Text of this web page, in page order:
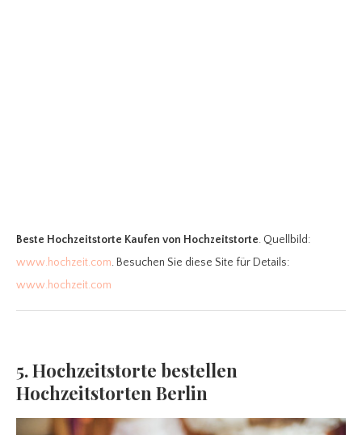
Beste Hochzeitstorte Kaufen von Hochzeitstorte. Quellbild:
www.hochzeit.com. Besuchen Sie diese Site für Details:
www.hochzeit.com
5. Hochzeitstorte bestellen
Hochzeitstorten Berlin